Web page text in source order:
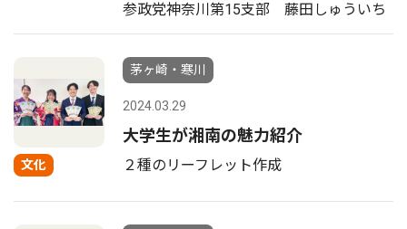
参政党神奈川第15支部 藤田しゅういち
文化
茅ヶ崎・寒川
2024.03.29
大学生が湘南の魅力紹介
２種のリーフレット作成